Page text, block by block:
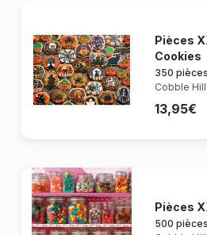
Pièces
Cookies
350 pièces
Cobble Hill
13,95€
Pièces
500 pièces